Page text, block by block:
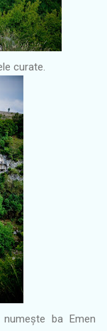
curate.
ba Emen